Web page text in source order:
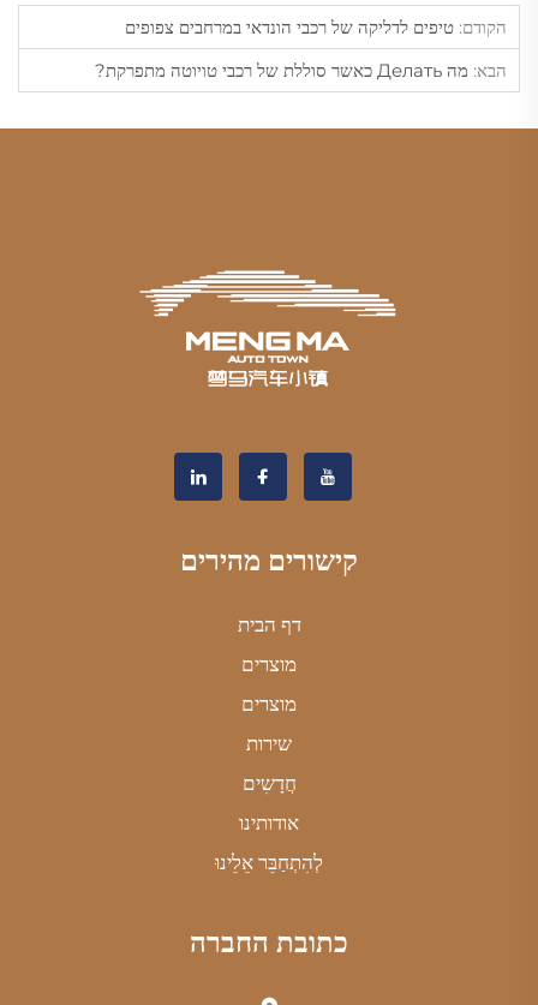
הקודם: טיפים לדליקה של רכבי הונדאי במרחבים צפופים
הבא: מה Делать כאשר סוללת של רכבי טויוטה מתפרקת?
קישורים מהירים
דף הבית
מוצרים
מוצרים
שירות
חֲדָשִים
אודותינו
לְהִתְחַבֵּר אֵלֵינוּ
כתובת החברה